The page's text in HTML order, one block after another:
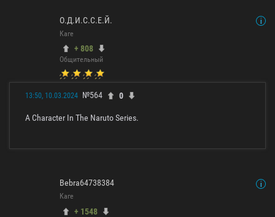
О.Д.И.С.С.Е.Й.
Каге
+ 808
Общительный
13:50, 10.03.2024 №564 0
A Character In The Naruto Series.
Bebra64738384
Каге
+ 1548